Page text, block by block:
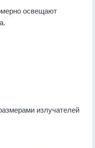
освещают
излучателей